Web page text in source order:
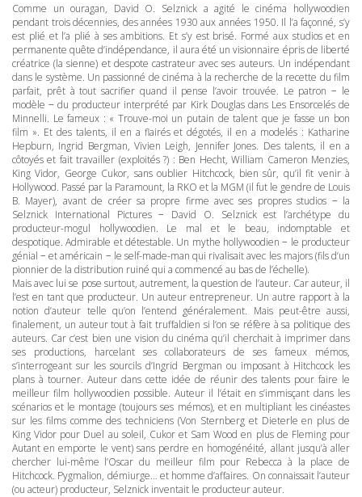
Comme un ouragan, David O. Selznick a agité le cinéma hollywoodien
pendant trois décennies, des années 1930 aux années 1950. Il l’a façonné, s’y
est plié et l’a plié à ses ambitions. Et s’y est brisé. Formé aux studios et en
permanente quête d’indépendance, il aura été un visionnaire épris de liberté
créatrice (la sienne) et despote castrateur avec ses auteurs. Un indépendant
dans le système. Un passionné de cinéma à la recherche de la recette du film
parfait, prêt à tout sacrifier quand il pense l’avoir trouvée. Le patron − le
modèle − du producteur interprété par Kirk Douglas dans Les Ensorcelés de
Minnelli. Le fameux : « Trouve-moi un putain de talent que je fasse un bon
film ». Et des talents, il en a flairés et dégotés, il en a modelés : Katharine
Hepburn, Ingrid Bergman, Vivien Leigh, Jennifer Jones. Des talents, il en a
côtoyés et fait travailler (exploités ?) : Ben Hecht, William Cameron Menzies,
King Vidor, George Cukor, sans oublier Hitchcock, bien sûr, qu’il fit venir à
Hollywood. Passé par la Paramount, la RKO et la MGM (il fut le gendre de Louis
B. Mayer), avant de créer sa propre firme avec ses propres studios − la
Selznick International Pictures − David O. Selznick est l’archétype du
producteur-mogul hollywoodien. Le mal et le beau, indomptable et
despotique. Admirable et détestable. Un mythe hollywoodien − le producteur
génial − et américain − le self-made-man qui rivalisait avec les majors (fils d’un
pionnier de la distribution ruiné qui a commencé au bas de l’échelle).
Mais avec lui se pose surtout, autrement, la question de l’auteur. Car auteur, il
l’est en tant que producteur. Un auteur entrepreneur. Un autre rapport à la
notion d’auteur telle qu’on l’entend généralement. Mais peut-être aussi,
finalement, un auteur tout à fait truffaldien si l’on se réfère à sa politique des
auteurs. Car c’est bien une vision du cinéma qu’il cherchait à imprimer dans
ses productions, harcelant ses collaborateurs de ses fameux mémos,
s’interrogeant sur les sourcils d’Ingrid Bergman ou imposant à Hitchcock les
plans à tourner. Auteur dans cette idée de réunir des talents pour faire le
meilleur film hollywoodien possible. Auteur il l’était en s’immisçant dans les
scénarios et le montage (toujours ses mémos), et en multipliant les cinéastes
sur les films comme des techniciens (Von Sternberg et Dieterle en plus de
King Vidor pour Duel au soleil, Cukor et Sam Wood en plus de Fleming pour
Autant en emporte le vent) sans perdre en homogénéité, allant jusqu’à aller
chercher lui-même l’Oscar du meilleur film pour Rebecca à la place de
Hitchcock. Pygmalion, démiurge… et homme d’affaires. On connaissait l’auteur
(ou acteur) producteur, Selznick inventait le producteur auteur.